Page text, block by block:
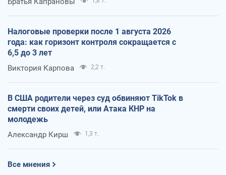
Налоговые проверки после 1 августа 2026
года: как горизонт контроля сокращается с
6,5 до 3 лет
Виктория Карпова 2,2 т.
В США родители через суд обвиняют TikTok в
смерти своих детей, или Атака КНР на
молодежь
Александр Кирш 1,3 т.
Все мнения